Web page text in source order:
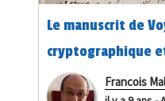
Le manuscrit de
cryptographique
Francois